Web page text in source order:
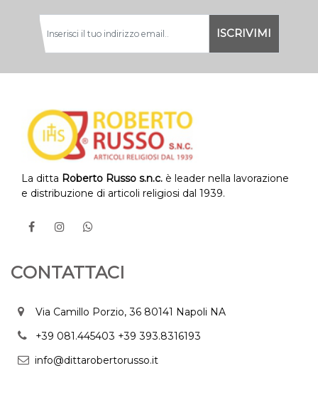
La ditta Roberto Russo s.n.c. è leader nella lavorazione
e distribuzione di articoli religiosi dal 1939.
CONTATTACI
Via Camillo Porzio, 36 80141 Napoli NA
+39 081.445403 +39 393.8316193
info@dittarobertorusso.it